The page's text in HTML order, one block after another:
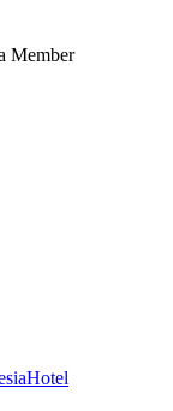
Member
Hotel